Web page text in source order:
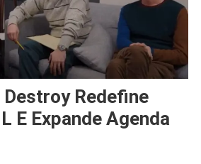
Destroy Redefine
E Expande Agenda